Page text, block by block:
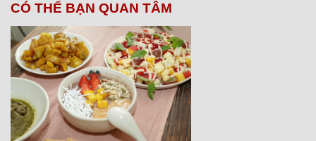
CÓ THỂ BẠN QUAN TÂM